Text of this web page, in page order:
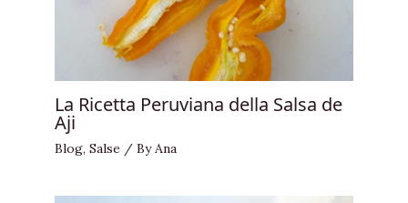
La Ricetta Peruviana della Salsa de
Aji
Blog, Salse / ByAna